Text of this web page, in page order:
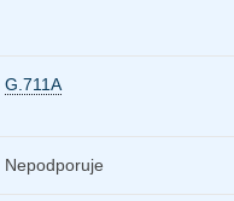
G.711A
Nepodporuje